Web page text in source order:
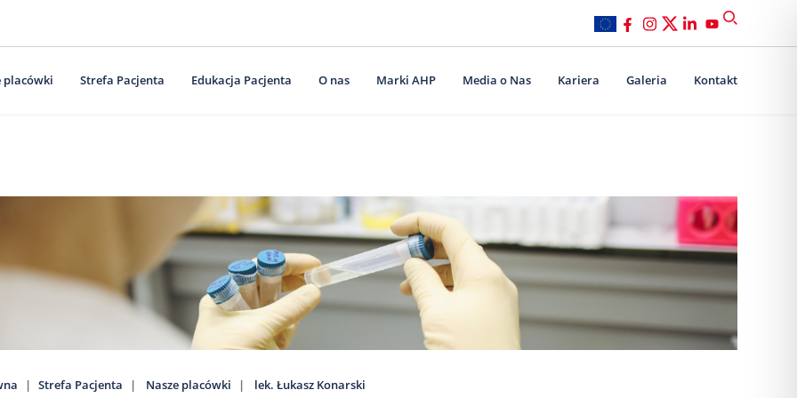
placówki Strefa Pacjenta Edukacja Pacjenta O nas Marki AHP Media o Nas Kariera Galeria Kontakt
Strefa Pacjenta Nasze placówki lek. Łukasz Konarski